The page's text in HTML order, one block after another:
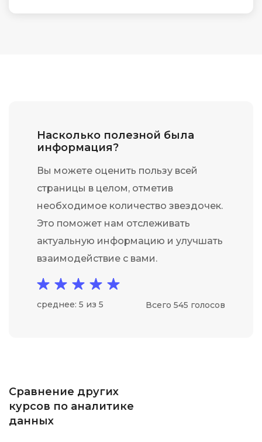
Насколько полезной была
информация?
Вы можете оценить пользу всей
страницы в целом, отметив
необходимое количество звездочек.
Это поможет нам отслеживать
актуальную информацию и улучшать
взаимодействие с вами.
среднее: 5 из 5 Всего 545 голосов
Сравнение других
курсов по аналитике
данных